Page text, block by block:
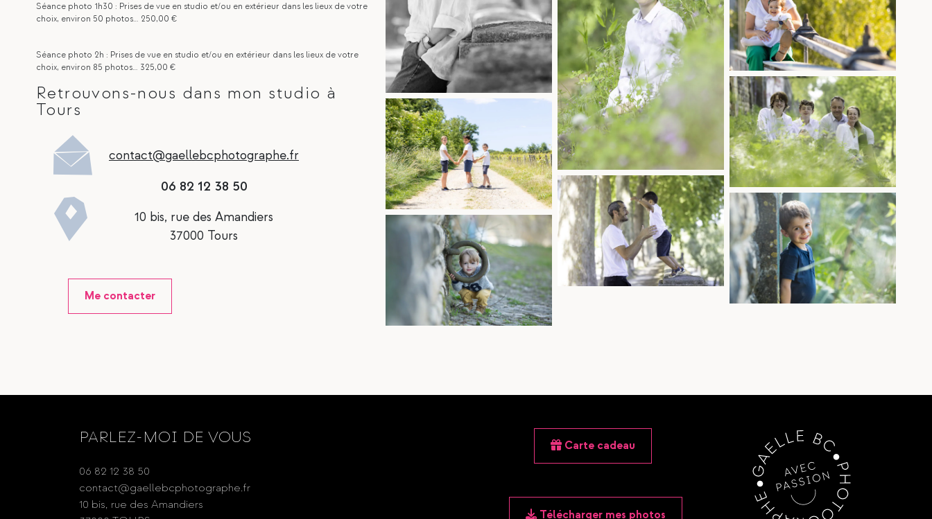
Séance photo 1h30 : Prises de vue en studio et/ou en extérieur dans les lieux de votre
choix, environ 50 photos… 250,00 €
Séance photo 2h : Prises de vue en studio et/ou en extérieur dans les lieux de votre
choix, environ 85 photos… 325,00 €
Retrouvons-nous dans mon studio à
Tours
contact@gaellebcphotographe.fr
06 82 12 38 50
10 bis, rue des Amandiers
37000 Tours
Me contacter
PARLEZ-MOI DE VOUS
06 82 12 38 50
contact@gaellebcphotographe.fr
10 bis, rue des Amandiers
Carte cadeau
Télécharger mes photos